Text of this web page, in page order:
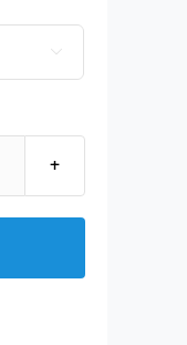
